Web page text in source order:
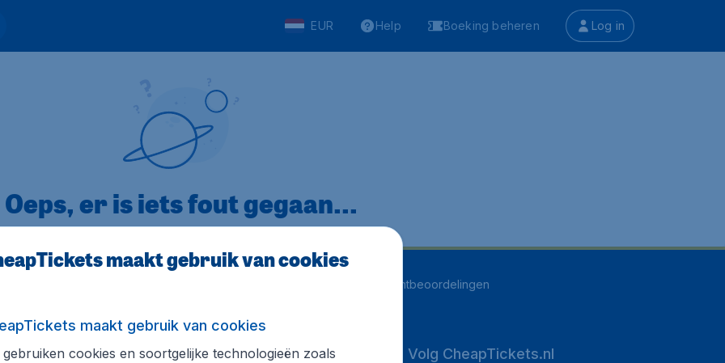
EUR Help Boeking beheren Log in
Oeps, er is iets fout gegaan...
klantbeoordelingen
Internationale sites Volg CheapTickets.nl
maakt gebruik van cookies
maakt gebruik van cookies
gebruiken cookies en soortgelijke technologieën zoals